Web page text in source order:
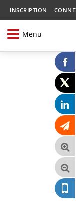
INSCRIPTION
Menu